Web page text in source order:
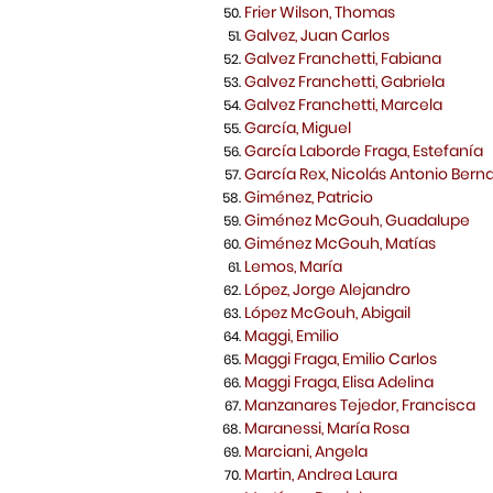
Frier Wilson, Thomas
Galvez, Juan Carlos
Galvez Franchetti, Fabiana
Galvez Franchetti, Gabriela
Galvez Franchetti, Marcela
García, Miguel
García Laborde Fraga, Estefanía
García Rex, Nicolás Antonio
Giménez, Patricio
Giménez McGouh, Guadalupe
Giménez McGouh, Matías
Lemos, María
López, Jorge Alejandro
López McGouh, Abigail
Maggi, Emilio
Maggi Fraga, Emilio Carlos
Maggi Fraga, Elisa Adelina
Manzanares Tejedor, Francisca
Maranessi, María Rosa
Marciani, Angela
Martin, Andrea Laura